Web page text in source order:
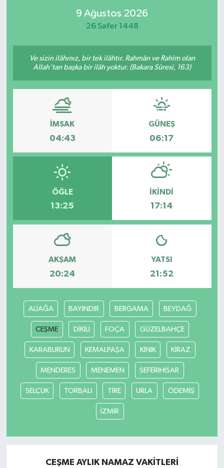
9 Ağustos 2026
26 Safer 1448
Ve sizin ilâhınız, bir tek ilâhtır. Rahmân ve Rahîm olan
Allah'tan başka bir ilâh yoktur. (Bakara Sûresi, 163)
İMSAK
04:43
GÜNEŞ
06:17
ÖĞLE
13:25
İKINDI
17:14
AKŞAM
20:24
YATSI
21:52
ALİAĞA BAYINDIR BERGAMA BEYDAĞ
CEŞME DİKİLİ FOÇA GÜZELBAHÇE
KARABURUN KEMALPAŞA KINIK KİRAZ
MENDERES MENEMEN SEFERIHİSAR
SELÇUK TORBALI TİRE URLA ÖDEMİŞ
İZMİR
CEŞME AYLIK NAMAZ VAKITLERI